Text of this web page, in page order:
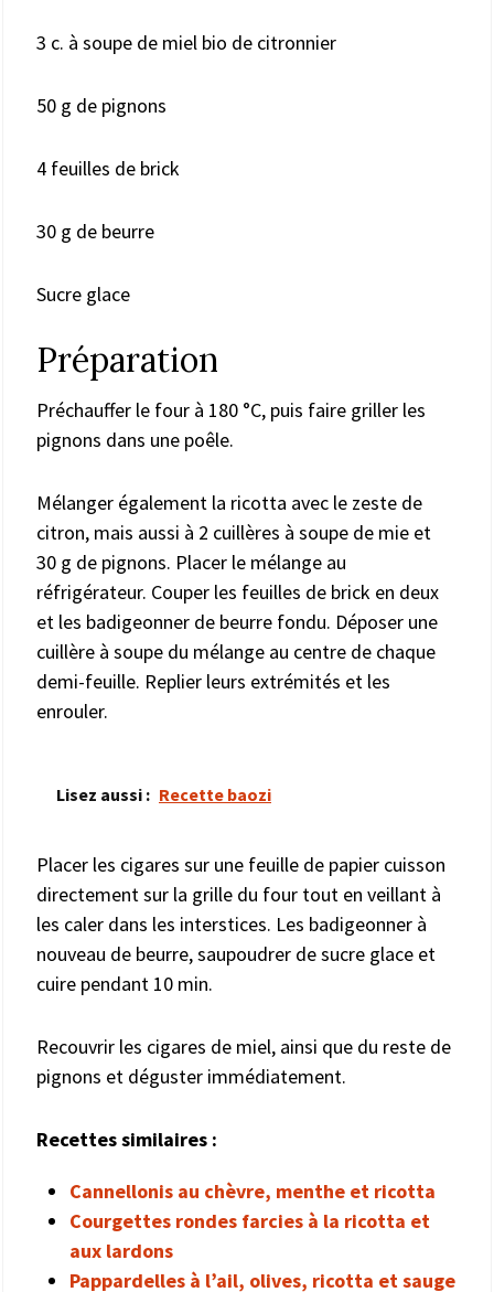
3 c. à soupe de miel bio de citronnier
50 g de pignons
4 feuilles de brick
30 g de beurre
Sucre glace
Préparation
Préchauffer le four à 180 °C, puis faire griller les
pignons dans une poêle.
Mélanger également la ricotta avec le zeste de
citron, mais aussi à 2 cuillères à soupe de mie et
30 g de pignons. Placer le mélange au
réfrigérateur. Couper les feuilles de brick en deux
et les badigeonner de beurre fondu. Déposer une
cuillère à soupe du mélange au centre de chaque
demi-feuille. Replier leurs extrémités et les
enrouler.
Lisez aussi : Recette baozi
Placer les cigares sur une feuille de papier cuisson
directement sur la grille du four tout en veillant à
les caler dans les interstices. Les badigeonner à
nouveau de beurre, saupoudrer de sucre glace et
cuire pendant 10 min.
Recouvrir les cigares de miel, ainsi que du reste de
pignons et déguster immédiatement.
Recettes similaires :
Cannellonis au chèvre, menthe et ricotta
Courgettes rondes farcies à la ricotta et
aux lardons
Pappardelles à l’ail, olives, ricotta et sauge